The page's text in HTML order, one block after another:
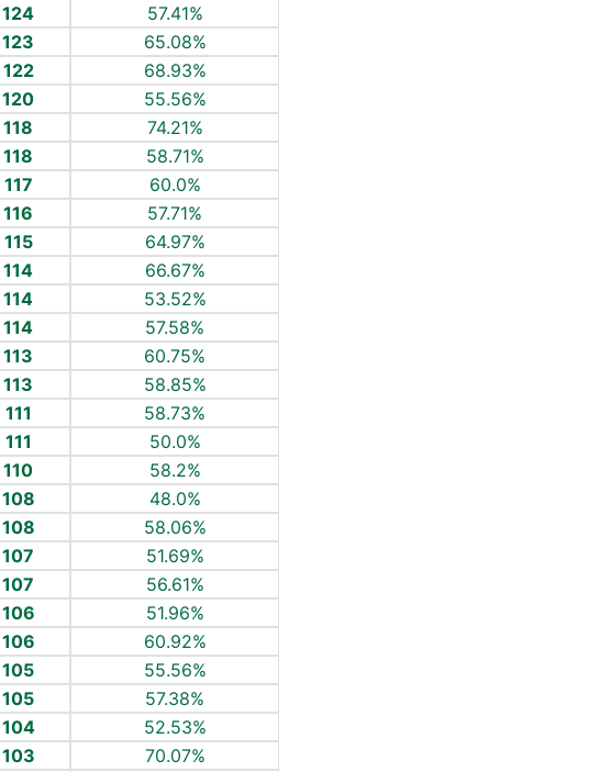
124
57.41%
123
65.08%
122
68.93%
120
55.56%
118
74.21%
118
58.71%
117
60.0%
116
57.71%
115
64.97%
114
66.67%
114
53.52%
114
57.58%
113
60.75%
113
58.85%
111
58.73%
111
50.0%
110
58.2%
108
48.0%
108
58.06%
107
51.69%
107
56.61%
106
51.96%
106
60.92%
105
55.56%
105
57.38%
104
52.53%
103
70.07%